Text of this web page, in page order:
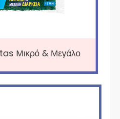
Μικρό & Μεγάλο